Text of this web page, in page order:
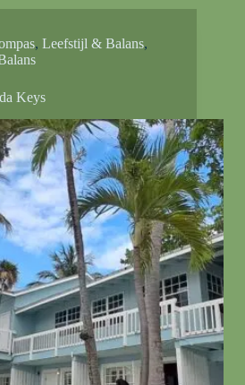
, Leefstijl & Balans,
Keys